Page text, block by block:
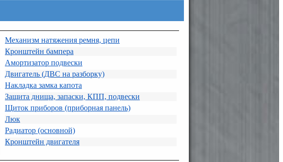
Механизм натяжения ремня, цепи
Кронштейн бампера
Амортизатор подвески
Двигатель (ДВС на разборку)
Накладка замка капота
Защита днища, запаски, КПП, подвески
Щиток приборов (приборная панель)
Люк
Радиатор (основной)
Кронштейн двигателя